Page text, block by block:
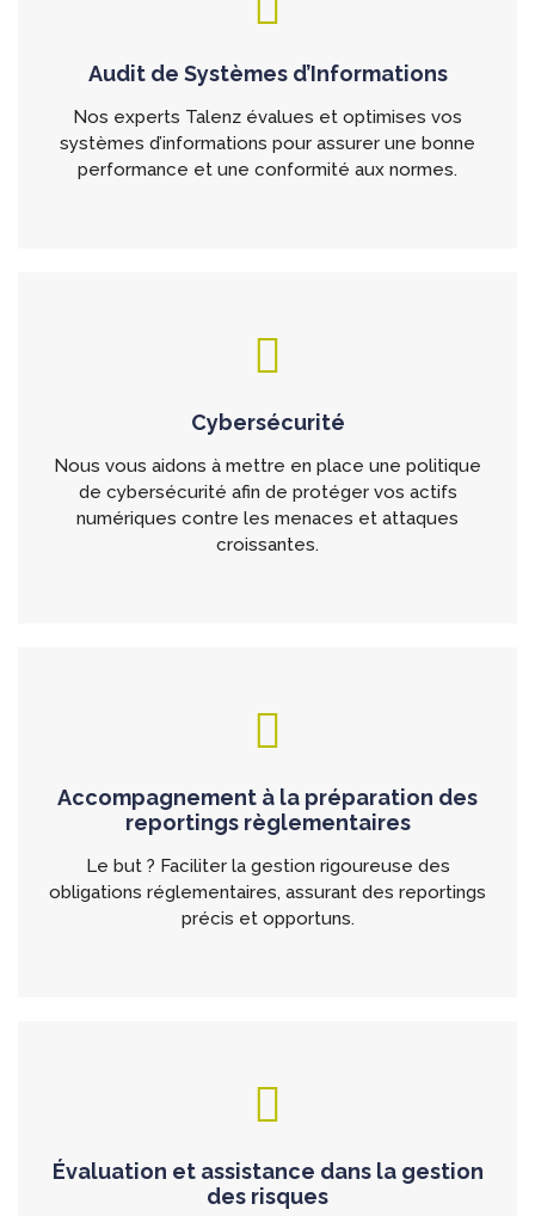
Audit de Systèmes d’Informations
Nos experts Talenz évalues et optimises vos
systèmes d’informations pour assurer une bonne
performance et une conformité aux normes.
Cybersécurité
Nous vous aidons à mettre en place une politique
de cybersécurité afin de protéger vos actifs
numériques contre les menaces et attaques
croissantes.
Accompagnement à la préparation des
reportings règlementaires
Le but ? Faciliter la gestion rigoureuse des
obligations réglementaires, assurant des reportings
précis et opportuns.
Évaluation et assistance dans la gestion
des risques